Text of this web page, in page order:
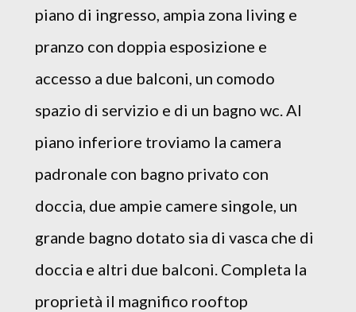
piano di ingresso, ampia zona living e
pranzo con doppia esposizione e
accesso a due balconi, un comodo
spazio di servizio e di un bagno wc. Al
piano inferiore troviamo la camera
padronale con bagno privato con
doccia, due ampie camere singole, un
grande bagno dotato sia di vasca che di
doccia e altri due balconi. Completa la
proprietà il magnifico rooftop